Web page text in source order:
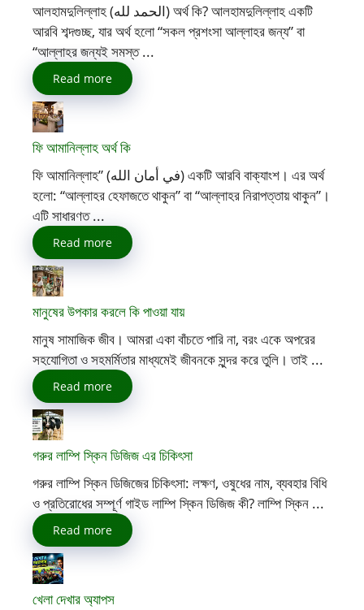
আলহামদুলিল্লাহ (الحمد لله) অর্থ কি? আলহামদুলিল্লাহ একটি
আরবি শব্দগুচ্ছ, যার অর্থ হলো “সকল প্রশংসা আল্লাহর জন্য” বা
“আল্লাহর জন্যই সমস্ত ...
Read more
ফি আমানিল্লাহ অর্থ কি
ফি আমানিল্লাহ” (في أمان الله) একটি আরবি বাক্যাংশ। এর অর্থ
হলো: “আল্লাহর হেফাজতে থাকুন” বা “আল্লাহর নিরাপত্তায় থাকুন”।
এটি সাধারণত ...
Read more
মানুষের উপকার করলে কি পাওয়া যায়
মানুষ সামাজিক জীব। আমরা একা বাঁচতে পারি না, বরং একে অপরের
সহযোগিতা ও সহমর্মিতার মাধ্যমেই জীবনকে সুন্দর করে তুলি। তাই ...
Read more
গরুর লাম্পি স্কিন ডিজিজ এর চিকিৎসা
গরুর লাম্পি স্কিন ডিজিজের চিকিৎসা: লক্ষণ, ওষুধের নাম, ব্যবহার বিধি
ও প্রতিরোধের সম্পূর্ণ গাইড লাম্পি স্কিন ডিজিজ কী? লাম্পি স্কিন ...
Read more
খেলা দেখার অ্যাপস